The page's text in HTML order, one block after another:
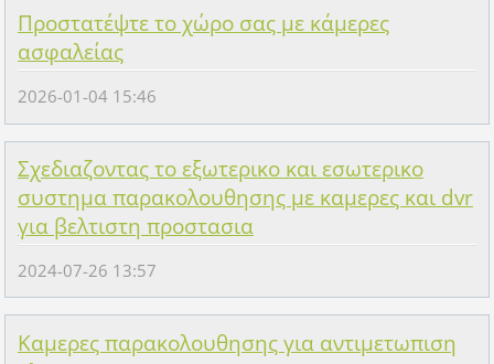
Προστατέψτε το χώρο σας με κάμερες
ασφαλείας
2026-01-04 15:46
Σχεδιαζοντας το εξωτερικο και εσωτερικο
συστημα παρακολουθησης με καμερες και dvr
για βελτιστη προστασια
2024-07-26 13:57
Καμερες παρακολουθησης για αντιμετωπιση